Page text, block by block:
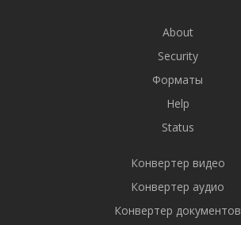
About
Security
Форматы
Help
Status
Конвертер видео
Конвертер аудио
Конвертер документов